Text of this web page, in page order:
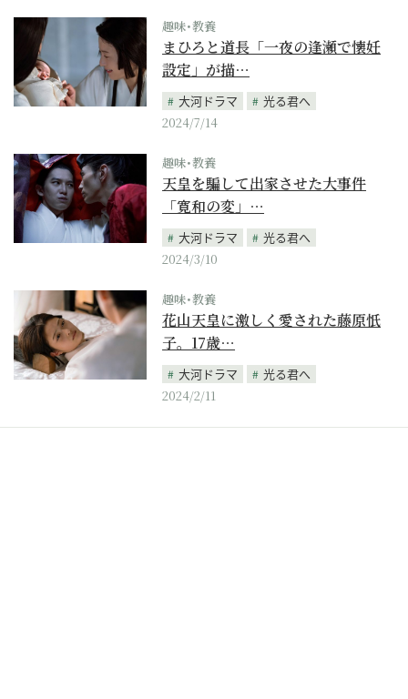
趣味･教養
まひろと道長「一夜の逢瀬で懐妊
設定」が描…
大河ドラマ
光る君へ
2024/7/14
趣味･教養
天皇を騙して出家させた大事件
「寛和の変」…
大河ドラマ
光る君へ
2024/3/10
趣味･教養
花山天皇に激しく愛された藤原忯
子。17歳…
大河ドラマ
光る君へ
2024/2/11